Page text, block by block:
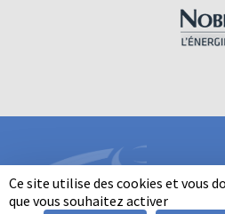
Ce site utilise des cookies et vous
que vous souhaitez activer